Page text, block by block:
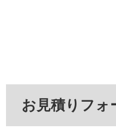
お見積りフォ